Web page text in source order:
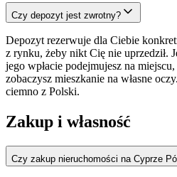
Czy depozyt jest zwrotny?
Depozyt rezerwuje dla Ciebie
z rynku, żeby nikt Cię nie uprzedził.
jego wpłacie podejmujesz na
zobaczysz mieszkanie na własne
ciemno z Polski.
Zakup i własność
Czy zakup nieruchomości na Cyprze